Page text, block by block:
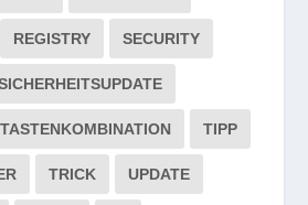
REGISTRY SECURITY
TASTENKOMBINATION TIPP
TRICK UPDATE